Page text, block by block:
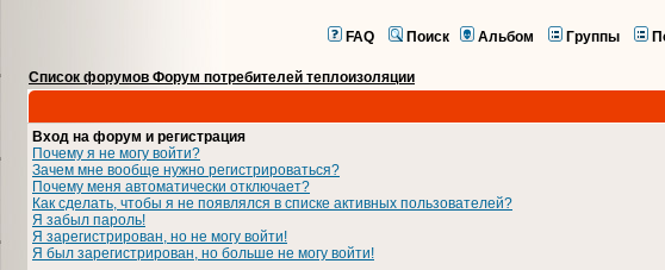
FAQ Поиск Альбом Группы
Список форумов Форум потребителей теплоизоляции
Вход на форум и регистрация
Почему я не могу войти?
Зачем мне вообще нужно регистрироваться?
Почему меня автоматически отключает?
Как сделать, чтобы я не появлялся в списке активных пользователей?
Я забыл пароль!
Я зарегистрирован, но не могу войти!
Я был зарегистрирован, но больше не могу войти!